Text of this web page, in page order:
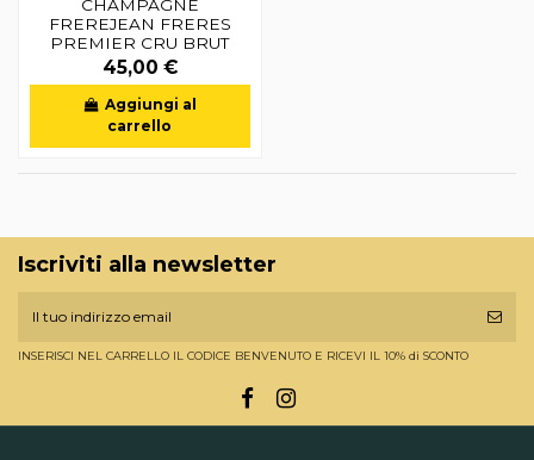
CHAMPAGNE
FREREJEAN FRERES
PREMIER CRU BRUT
45,00 €
Aggiungi al
carrello
Iscriviti alla newsletter
INSERISCI NEL CARRELLO IL CODICE BENVENUTO E RICEVI IL 10% di SCONTO